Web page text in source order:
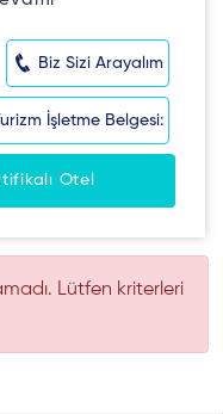
Biz Sizi Arayalım
İşletme Belgesi:
Otel
Lütfen kriterleri